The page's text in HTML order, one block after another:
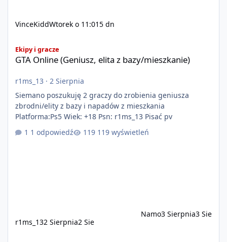
VinceKiddWtorek o 11:015 dn
Ekipy i gracze
GTA Online (Geniusz, elita z bazy/mieszkanie)
r1ms_13 · 2 Sierpnia
Siemano poszukuję 2 graczy do zrobienia geniusza
zbrodni/elity z bazy i napadów z mieszkania
Platforma:Ps5 Wiek: +18 Psn: r1ms_13 Pisać pv
1 odpowiedź
119 wyświetleń
r1ms_132 Sierpnia2 Sie
Namo3 Sierpnia3 Sie